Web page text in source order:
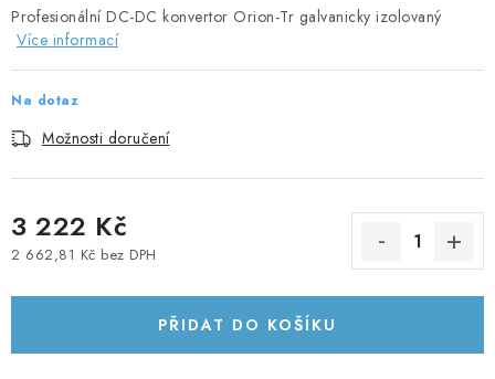
MĚNIČE NAPĚTÍ
OVLÁDÁNÍ A MONITORING
JIŠTĚNÍ DC
KABELY A KONEKTORY
POWERBANKY
PŘÍSLUŠENSTVÍ
MONTÁŽNÍ MATERIÁL
Profesionální DC-DC konvertor Orion-Tr galvanicky izolovaný
Více informací
Na dotaz
Možnosti doručení
3 222 Kč
2 662,81 Kč bez DPH
PŘIDAT DO KOŠÍKU